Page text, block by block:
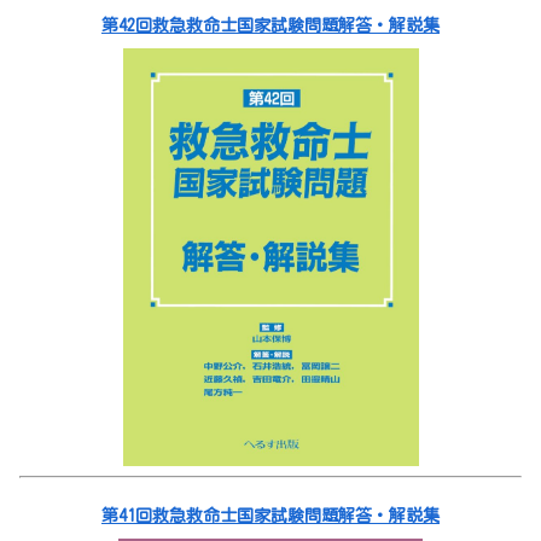
第42回救急救命士国家試験問題解答・解説集
第41回救急救命士国家試験問題解答・解説集